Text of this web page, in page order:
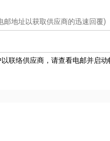
邮地址以获取供应商的迅速回覆)
联络供应商，请查看电邮并启动